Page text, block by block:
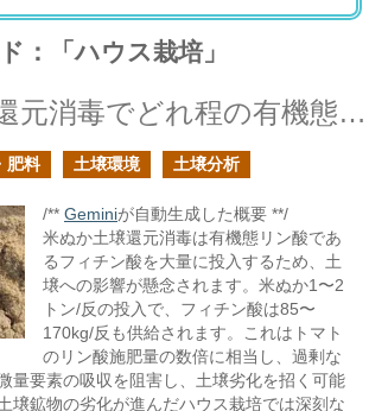
：「ハウス栽培」
米ぬか土壌還元消毒でどれ程の有機態リン酸が投入されるか？
肥料 土壌環境 土壌分析
/** Geminiが自動生成した概要 **/
米ぬか土壌還元消毒は有機態リン酸であ
るフィチン酸を大量に投入するため、土
壌への影響が懸念されます。米ぬか1〜2
トン/反の投入で、フィチン酸は85〜
170kg/反も供給されます。これはトマト
のリン酸施肥量の数倍に相当し、過剰な
量要素の吸収を阻害し、土壌劣化を招く可能
壌鉱物の劣化が進んだハウス栽培では深刻な